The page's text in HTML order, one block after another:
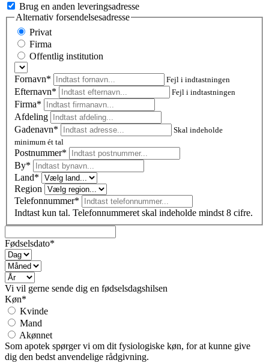
Brug en anden leveringsadresse
Alternativ forsendelsesadresse
Privat
Firma
Offentlig institution
Fornavn* Fejl i indtastningen
Efternavn* Fejl i indtastningen
Firma*
Afdeling
Gadenavn*
Skal indeholde
minimum ét tal
Postnummer*
By*
Land*
Region
Telefonnummer*
Indtast kun tal. Telefonnummeret skal indeholde mindst 8 cifre.
Fødselsdato*
Vi vil gerne sende dig en fødselsdagshilsen
Køn*
Kvinde
Mand
Akønnet
Som apotek spørger vi om dit fysiologiske køn, for at kunne give
dig den bedst anvendelige rådgivning.